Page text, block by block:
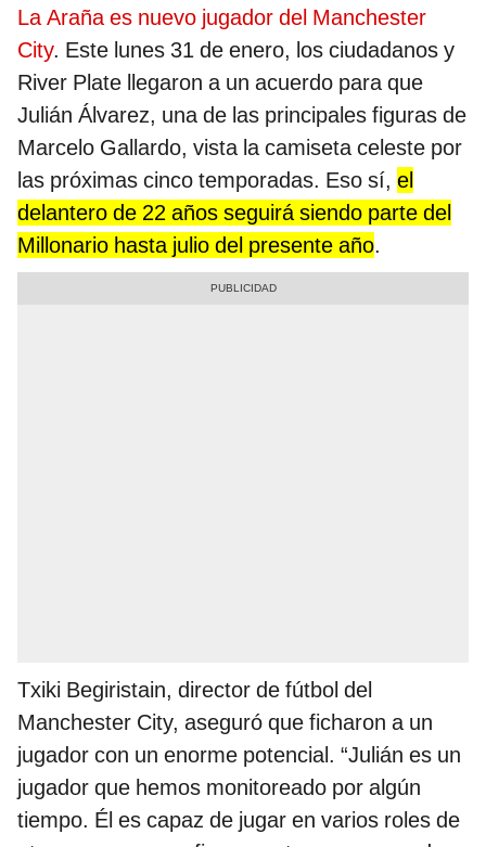
La Araña es nuevo jugador del Manchester
City. Este lunes 31 de enero, los ciudadanos y
River Plate llegaron a un acuerdo para que
Julián Álvarez, una de las principales figuras de
Marcelo Gallardo, vista la camiseta celeste por
las próximas cinco temporadas. Eso sí, el
delantero de 22 años seguirá siendo parte del
Millonario hasta julio del presente año.
Txiki Begiristain, director de fútbol del
Manchester City, aseguró que ficharon a un
jugador con un enorme potencial. “Julián es un
jugador que hemos monitoreado por algún
tiempo. Él es capaz de jugar en varios roles de